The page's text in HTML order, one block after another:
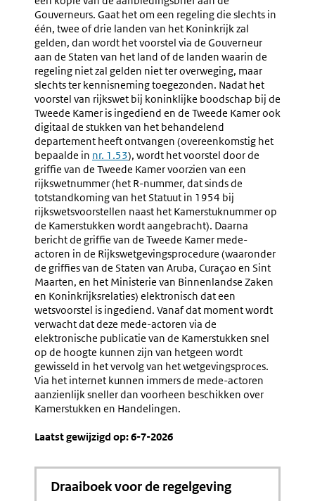
Gouverneurs. Gaat het om een regeling die slechts in
één, twee of drie landen van het Koninkrijk zal
gelden, dan wordt het voorstel via de Gouverneur
aan de Staten van het land of de landen waarin de
regeling niet zal gelden niet ter overweging, maar
slechts ter kennisneming toegezonden. Nadat het
voorstel van rijkswet bij koninklijke boodschap bij de
Tweede Kamer is ingediend en de Tweede Kamer ook
digitaal de stukken van het behandelend
departement heeft ontvangen (overeenkomstig het
bepaalde in nr. 1.53), wordt het voorstel door de
griffie van de Tweede Kamer voorzien van een
rijkswetnummer (het R-nummer, dat sinds de
totstandkoming van het Statuut in 1954 bij
rijkswetsvoorstellen naast het Kamerstuknummer op
de Kamerstukken wordt aangebracht). Daarna
bericht de griffie van de Tweede Kamer mede-
actoren in de Rijkswetgevingsprocedure (waaronder
de griffies van de Staten van Aruba, Curaçao en Sint
Maarten, en het Ministerie van Binnenlandse Zaken
en Koninkrijksrelaties) elektronisch dat een
wetsvoorstel is ingediend. Vanaf dat moment wordt
verwacht dat deze mede-actoren via de
elektronische publicatie van de Kamerstukken snel
op de hoogte kunnen zijn van hetgeen wordt
gewisseld in het vervolg van het wetgevingsproces.
Via het internet kunnen immers de mede-actoren
aanzienlijk sneller dan voorheen beschikken over
Kamerstukken en Handelingen.
Laatst gewijzigd op: 6-7-2026
Draaiboek voor de regelgeving